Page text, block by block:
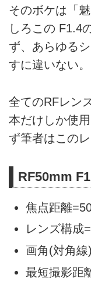
そのボケは「
しろこの F1.4
ず、あらゆる
すに違いない。
全てのRFレン
本だけしか使
ず筆者はこの
RF50mm
焦点距離
レンズ構成
画角(対角線
最短撮影距